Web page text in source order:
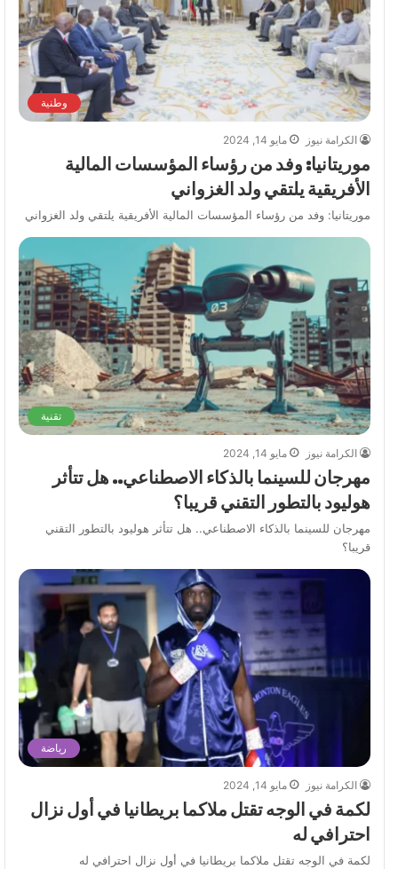
وطنية
الكرامة نيوز مايو 14, 2024
موريتانيا: وفد من رؤساء المؤسسات المالية
الأفريقية يلتقي ولد الغزواني
موريتانيا: وفد من رؤساء المؤسسات المالية الأفريقية يلتقي ولد الغزواني
تقنية
الكرامة نيوز مايو 14, 2024
مهرجان للسينما بالذكاء الاصطناعي.. هل تتأثر
هوليود بالتطور التقني قريبا؟
مهرجان للسينما بالذكاء الاصطناعي.. هل تتأثر هوليود بالتطور التقني
قريبا؟
رياضة
الكرامة نيوز مايو 14, 2024
لكمة في الوجه تقتل ملاكما بريطانيا في أول نزال
احترافي له
لكمة في الوجه تقتل ملاكما بريطانيا في أول نزال احترافي له